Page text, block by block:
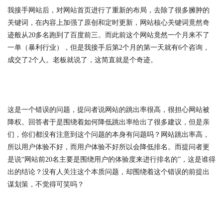
我接手网站后，对网站首页进行了重新的布局，去除了很多臃肿的
关键词，在内容上加强了原创和定时更新，网站核心关键词竟然奇
迹般从20多名跑到了百度前三。而此前这个网站竟然一个月来不了
一单（暴利行业），但是我接手后第2个月的第一天就有6个咨询，
成交了2个人。老板就说了，这简直就是个奇迹。
这是一个错误的问题，提问者说网站的跳出率很高，很担心网站被
降权。回答者于是围绕着如何降低跳出率给出了很多建议，但是亲
们，你们都没有注意到这个问题的本身有问题吗？网站跳出率高，
所以用户体验不好，而用户体验不好所以会降低排名。而提问者更
是说“网站前20名主要是围绕用户的体验度来进行排名的”，这是谁得
出的结论？没有人关注这个本质问题，却围绕着这个错误的前提出
谋划策，不觉得可笑吗？